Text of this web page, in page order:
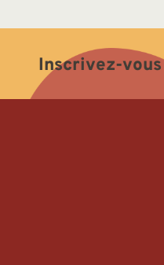
Inscrivez-